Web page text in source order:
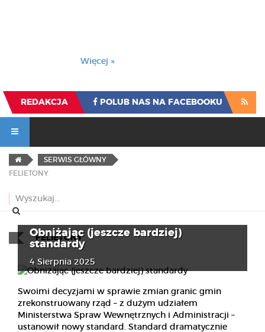
Więcej »
REDAKCJA POLUB NAS NA FACEBOOKU
SERWIS GŁÓWNY
FELIETONY
FELIETONY
Obniżając (jeszcze bardziej)
standardy
4 Sierpnia 2025
Swoimi decyzjami w sprawie zmian granic gmin
zrekonstruowany rząd – z dużym udziałem
Ministerstwa Spraw Wewnętrznych i Administracji –
ustanowił nowy standard. Standard dramatycznie